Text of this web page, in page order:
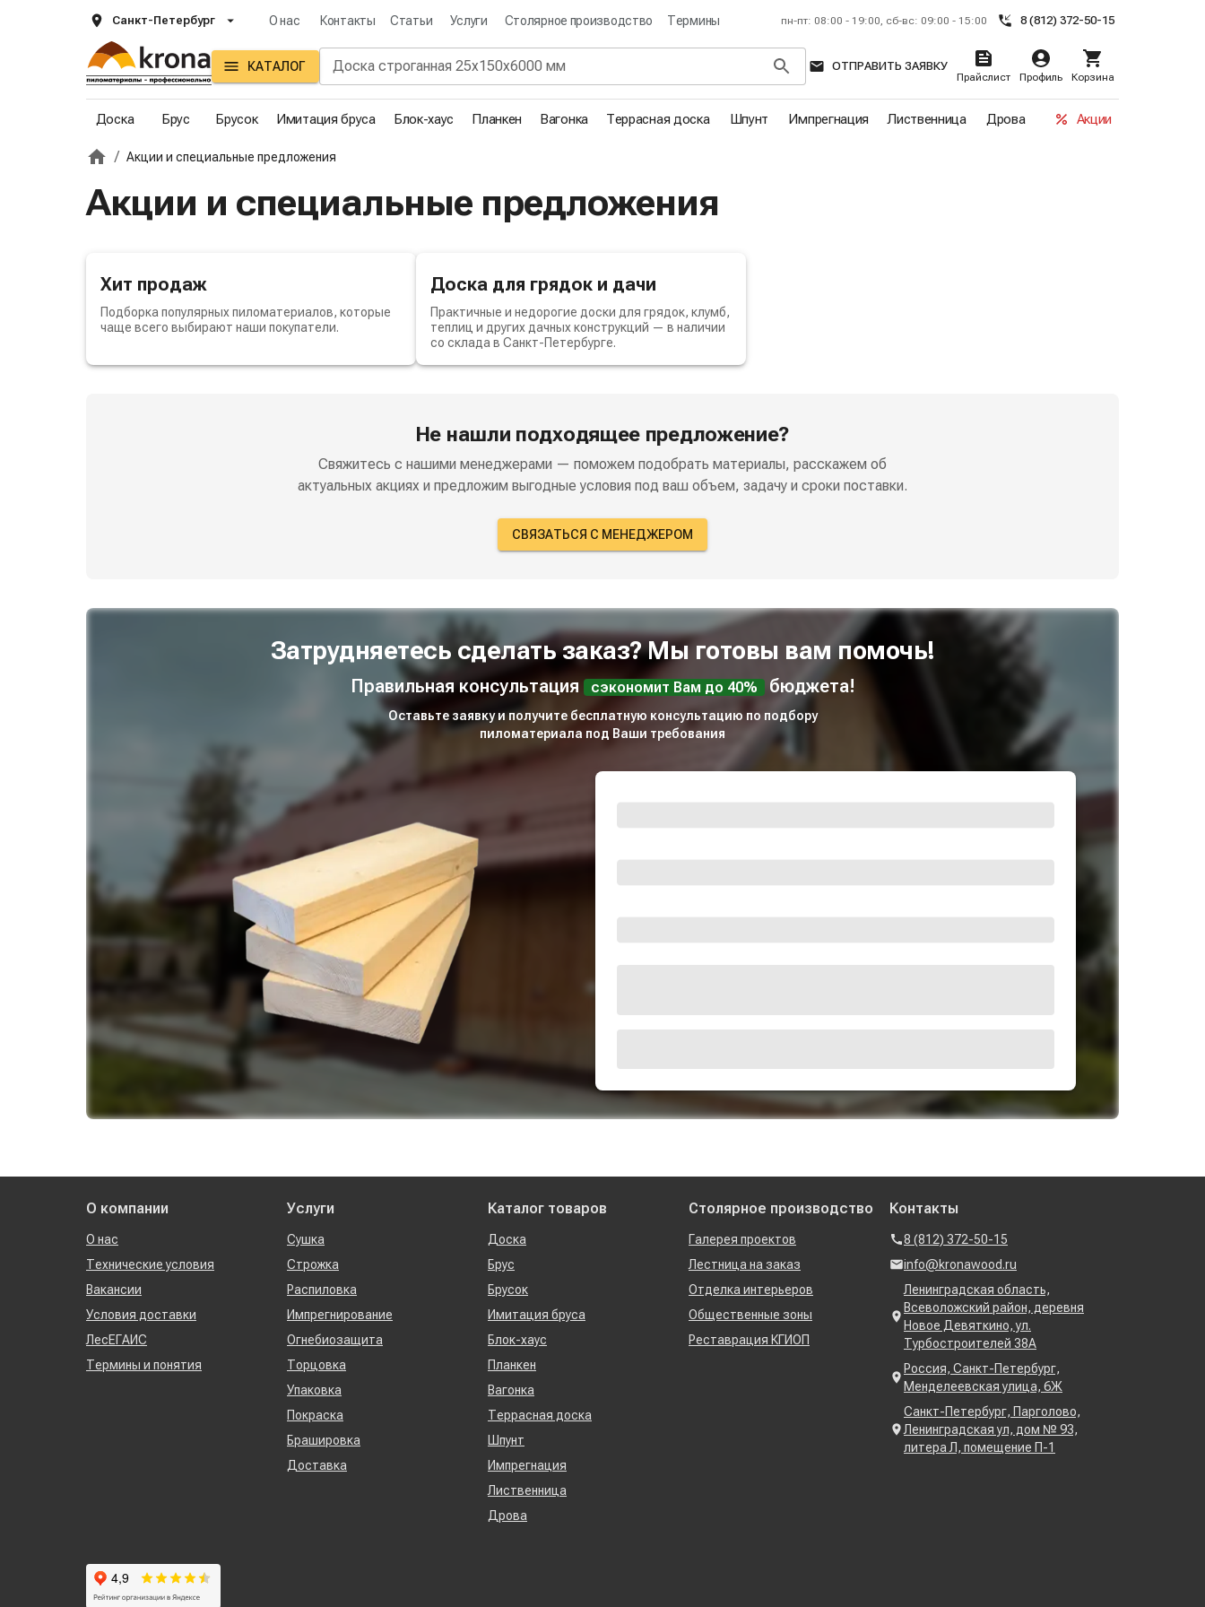
Санкт-Петербург О нас Контакты Статьи Услуги Столярное производство Термины пн-пт: 08:00 - 19:00, сб-вс: 09:00 - 15:00 8 (812) 372-50-15
КАТАЛОГ ОТПРАВИТЬ ЗАЯВКУ
Прайслист Профиль Корзина
Доска Брус Брусок Имитация бруса Блок-хаус Планкен Вагонка Террасная доска Шпунт Импрегнация Лиственница Дрова Акции
Главная
/ Акции и специальные предложения
Акции и специальные предложения
Хит продаж
Подборка популярных пиломатериалов, которые
чаще всего выбирают наши покупатели.
Доска для грядок и дачи
Практичные и недорогие доски для грядок, клумб,
теплиц и других дачных конструкций — в наличии
со склада в Санкт-Петербурге.
Не нашли подходящее предложение?
Свяжитесь с нашими менеджерами — поможем подобрать материалы, расскажем об
актуальных акциях и предложим выгодные условия под ваш объем, задачу и сроки поставки.
СВЯЗАТЬСЯ С МЕНЕДЖЕРОМ
Затрудняетесь сделать заказ? Мы готовы вам помочь!
Правильная консультация сэкономит Вам до 40% бюджета!
Оставьте заявку и получите бесплатную консультацию по подбору
пиломатериала под Ваши требования
О компании
О нас
Технические условия
Вакансии
Условия доставки
ЛесЕГАИС
Термины и понятия
Услуги
Сушка
Строжка
Распиловка
Импрегнирование
Огнебиозащита
Торцовка
Упаковка
Покраска
Брашировка
Доставка
Каталог товаров
Доска
Брус
Брусок
Имитация бруса
Блок-хаус
Планкен
Вагонка
Террасная доска
Шпунт
Импрегнация
Лиственница
Дрова
Столярное производство
Галерея проектов
Лестница на заказ
Отделка интерьеров
Общественные зоны
Реставрация КГИОП
Контакты
8 (812) 372-50-15
info@kronawood.ru
Ленинградская область,
Всеволожский район, деревня
Новое Девяткино, ул.
Турбостроителей 38А
Россия, Санкт-Петербург,
Менделеевская улица, 6Ж
Санкт-Петербург, Парголово,
Ленинградская ул, дом № 93,
литера Л, помещение П-1